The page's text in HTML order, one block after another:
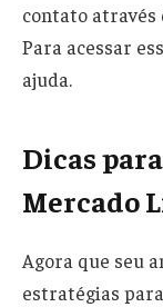
contato através
Para acessar
ajuda.
Dicas
Mercado
Agora que seu
estratégias